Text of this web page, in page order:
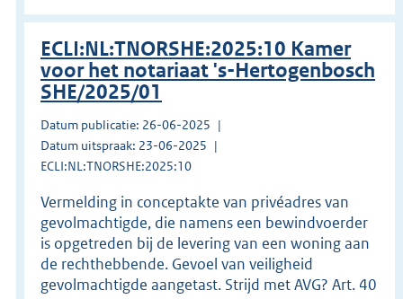
ECLI:NL:TNORSHE:2025:10 Kamer
voor het notariaat 's-Hertogenbosch
SHE/2025/01
Datum publicatie: 26-06-2025
Datum uitspraak: 23-06-2025
ECLI:NL:TNORSHE:2025:10
Vermelding in conceptakte van privéadres van
gevolmachtigde, die namens een bewindvoerder
is opgetreden bij de levering van een woning aan
de rechthebbende. Gevoel van veiligheid
gevolmachtigde aangetast. Strijd met AVG? Art. 40